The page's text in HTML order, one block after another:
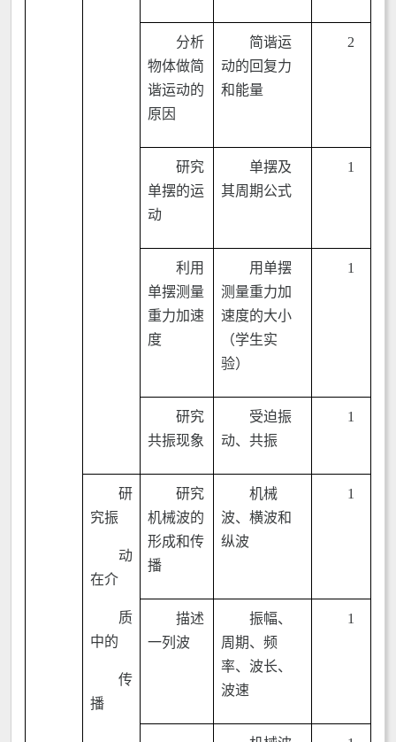
分析
物体做简
谐运动的
原因
简谐运
动的回复力
和能量
2
研究
单摆的运
动
单摆及
其周期公式
1
利用
单摆测量
重力加速
度
用单摆
测量重力加
速度的大小
（学生实
验）
1
研究
共振现象
受迫振
动、共振
1
研
究振
动
在介
质
中的
传
播
研究
机械波的
形成和传
播
机械
波、横波和
纵波
1
描述
一列波
振幅、
周期、频
率、波长、
波速
1